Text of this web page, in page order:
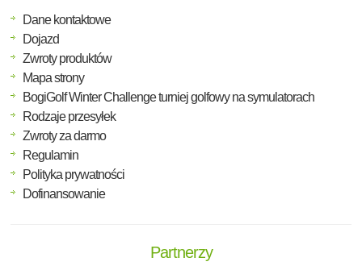
Dane kontaktowe
Dojazd
Zwroty produktów
Mapa strony
BogiGolf Winter Challenge turniej golfowy na symulatorach
Rodzaje przesyłek
Zwroty za darmo
Regulamin
Polityka prywatności
Dofinansowanie
Partnerzy